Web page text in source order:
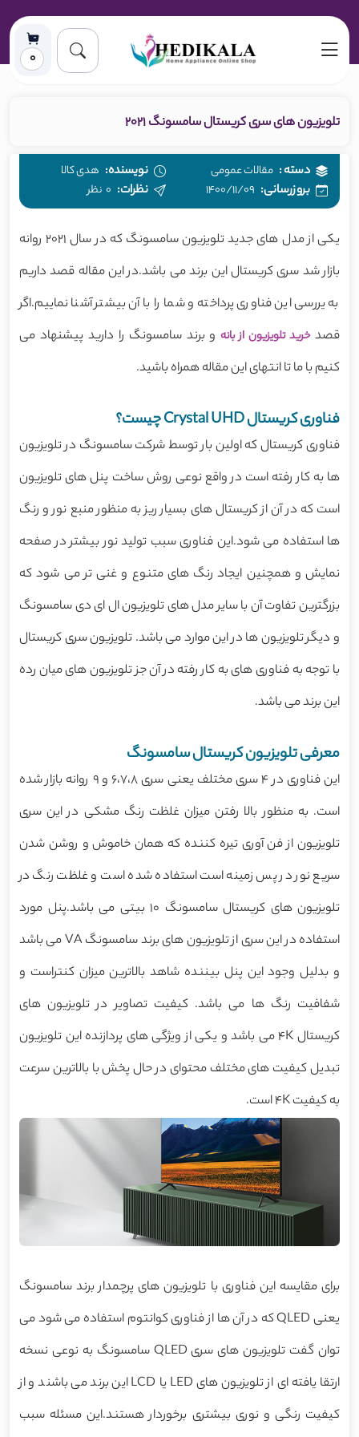
0
تلویزیون های سری کریستال سامسونگ 2021
دسته: مقالات عمومی نویسنده: هدی کالا
بروزرسانی: 1400/11/09 نظرات: 0 نظر
یکی از مدل های جدید تلویزیون سامسونگ که در سال 2021 روانه
بازار شد سری کریستال این برند می باشد.در این مقاله قصد داریم
به یررسی این فناوری پرداخته و شما را با آن بیشتر آشنا نماییم.اگر
قصدخرید تلویزیون از بانهو برند سامسونگ را دارید پیشنهاد می
کنیم با ما تا انتهای این مقاله همراه باشید.
فناوری کریستال Crystal UHD چیست؟
فناوری کریستال که اولین بار توسط شرکت سامسونگ در تلویزیون
ها به کار رفته است در واقع نوعی روش ساخت پنل های تلویزیون
است که در آن از کریستال های بسیار ریز به منظور منبع نور و رنگ
ها استفاده می شود.این فناوری سبب تولید نور بیشتر در صفحه
نمایش و همچنین ایجاد رنگ های متنوع و غنی تر می شود که
بزرگترین تفاوت آن با سایر مدل های تلویزیون ال ای دی سامسونگ
و دیگر تلویزیون ها در این موارد می باشد. تلویزیون سری کریستال
با توجه به فناوری های به کار رفته در آن جز تلویزیون های میان رده
این برند می باشد.
معرفی تلویزیون کریستال سامسونگ
این فناوری در 4 سری مختلف یعنی سری 6،7،8 و 9 روانه بازار شده
است. به منظور بالا رفتن میزان غلظت رنگ مشکی در این سری
تلویزیون از فن آوری تیره کننده که همان خاموش و روشن شدن
سریع نور در پس زمینه است استفاده شده است و غلظت رنگ در
تلویزیون های کریستال سامسونگ 10 بیتی می باشد.پنل مورد
استفاده در این سری از تلویزیون های برند سامسونگ VA می باشد
و بدلیل وجود این پنل بیننده شاهد بالاترین میزان کنتراست و
شفافیت رنگ ها می باشد. کیفیت تصاویر در تلویزیون های
کریستال 4K می باشد و یکی از ویژگی های پردازنده این تلویزیون
تبدیل کیفیت های مختلف محتوای در حال پخش با بالاترین سرعت
به کیفیت 4K است.
برای مقایسه این فناوری با تلویزیون های پرچمدار برند سامسونگ
یعنی QLED که در آن ها از فناوری کوانتوم استفاده می شود می
توان گفت تلویزیون های سری QLED سامسونگ به نوعی نسخه
ارتقا یافته ای از تلویزیون های LED یا LCD این برند می باشند و از
کیفیت رنگی و نوری بیشتری برخوردار هستند.این مسئله سبب